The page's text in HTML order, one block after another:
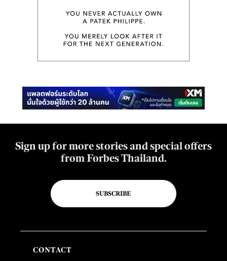
Sign up for more stories and special offers
from Forbes Thailand.
SUBSCRIBE
CONTACT